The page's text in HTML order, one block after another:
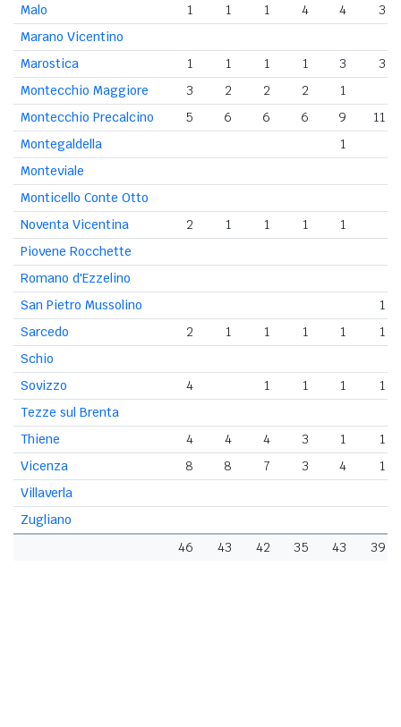
Malo
1 1 1 4 4
3
Marano Vicentino
Marostica
1 1 1 1 3
3
Montecchio Maggiore
3 2 2 2
1
Montecchio Precalcino
5 6 6 6 9
11
Montegaldella
1
Monteviale
Monticello Conte Otto
Noventa Vicentina
2 1 1 1
1
Piovene Rocchette
Romano d'Ezzelino
San Pietro Mussolino
1
Sarcedo
2 1 1 1 1
1
Schio
Sovizzo
4 1 1 1
1
Tezze sul Brenta
Thiene
4 4 4 3 1
1
Vicenza
8 8 7 3 4
1
Villaverla
Zugliano
46
43 42 35 43 39